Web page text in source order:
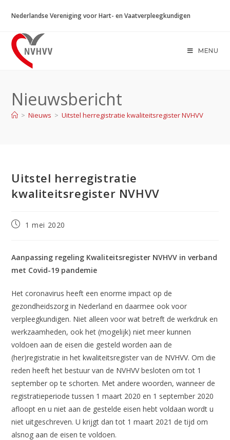
naar
inhoud
Nederlandse Vereniging voor Hart- en Vaatverpleegkundigen
MENU
Nieuwsbericht
> Nieuws > Uitstel herregistratie kwaliteitsregister NVHVV
Uitstel herregistratie
kwaliteitsregister NVHVV
Bericht1 mei 2020
Aanpassing regeling Kwaliteitsregister NVHVV in verband
met Covid-19 pandemie
Het coronavirus heeft een enorme impact op de
gezondheidszorg in Nederland en daarmee ook voor
verpleegkundigen. Niet alleen voor wat betreft de werkdruk en
werkzaamheden, ook het (mogelijk) niet meer kunnen
voldoen aan de eisen die gesteld worden aan de
(her)registratie in het kwaliteitsregister van de NVHVV. Om die
reden heeft het bestuur van de NVHVV besloten om tot 1
september op te schorten. Met andere woorden, wanneer de
registratieperiode tussen 1 maart 2020 en 1 september 2020
afloopt en u niet aan de gestelde eisen hebt voldaan wordt u
niet uitgeschreven. U krijgt dan tot 1 maart 2021 de tijd om
alsnog aan de eisen te voldoen.